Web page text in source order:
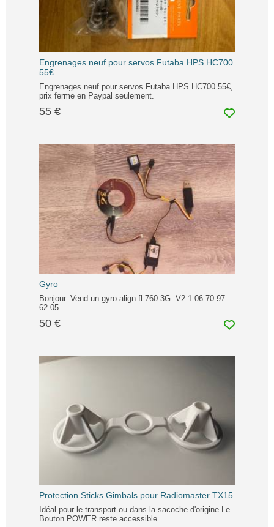
Engrenages neuf pour servos Futaba HPS HC700
55€
Engrenages neuf pour servos Futaba HPS HC700 55€,
prix ferme en Paypal seulement.
55 €
Gyro
Bonjour. Vend un gyro align fl 760 3G. V2.1 06 70 97
62 05
50 €
Protection Sticks Gimbals pour Radiomaster TX15
Idéal pour le transport ou dans la sacoche d'origine Le
Bouton POWER reste accessible